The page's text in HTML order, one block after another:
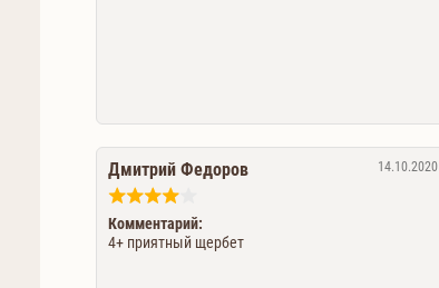
14.10.2020
Дмитрий Федоров
Комментарий:
4+ приятный щербет